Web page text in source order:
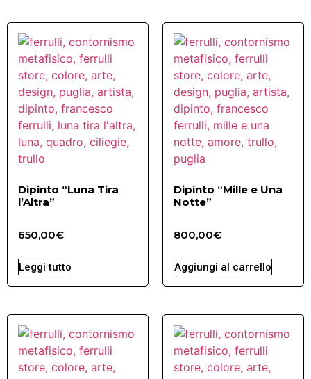
Dipinto “Luna Tira
l’Altra”
650,00€
Leggi tutto
Dipinto “Mille e Una
Notte”
800,00€
Aggiungi al carrello